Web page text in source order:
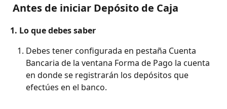
Antes de iniciar Depósito de Caja
1. Lo que debes saber
Debes tener configurada en pestaña Cuenta
Bancaria de la ventana Forma de Pago la cuenta
en donde se registrarán los depósitos que
efectúes en el banco.